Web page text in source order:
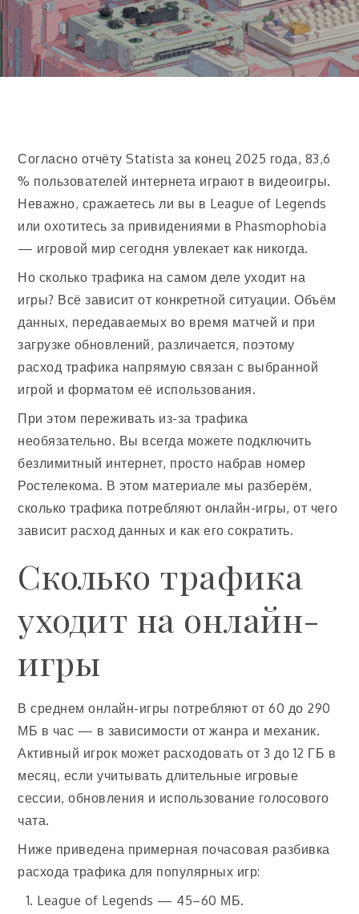
Согласно отчёту Statista за конец 2025 года, 83,6
% пользователей интернета играют в видеоигры.
Неважно, сражаетесь ли вы в League of Legends
или охотитесь за привидениями в Phasmophobia
— игровой мир сегодня увлекает как никогда.
Но сколько трафика на самом деле уходит на
игры? Всё зависит от конкретной ситуации. Объём
данных, передаваемых во время матчей и при
загрузке обновлений, различается, поэтому
расход трафика напрямую связан с выбранной
игрой и форматом её использования.
При этом переживать из-за трафика
необязательно. Вы всегда можете подключить
безлимитный интернет, просто набрав номер
Ростелекома. В этом материале мы разберём,
сколько трафика потребляют онлайн-игры, от чего
зависит расход данных и как его сократить.
Сколько трафика
уходит на онлайн-
игры
В среднем онлайн-игры потребляют от 60 до 290
МБ в час — в зависимости от жанра и механик.
Активный игрок может расходовать от 3 до 12 ГБ в
месяц, если учитывать длительные игровые
сессии, обновления и использование голосового
чата.
Ниже приведена примерная почасовая разбивка
расхода трафика для популярных игр:
League of Legends — 45–60 МБ.